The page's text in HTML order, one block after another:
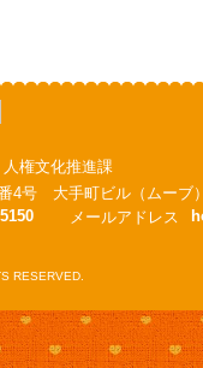
権文化推進課
4号 大手町ビル（ムーブ
メールアドレス
RESERVED.